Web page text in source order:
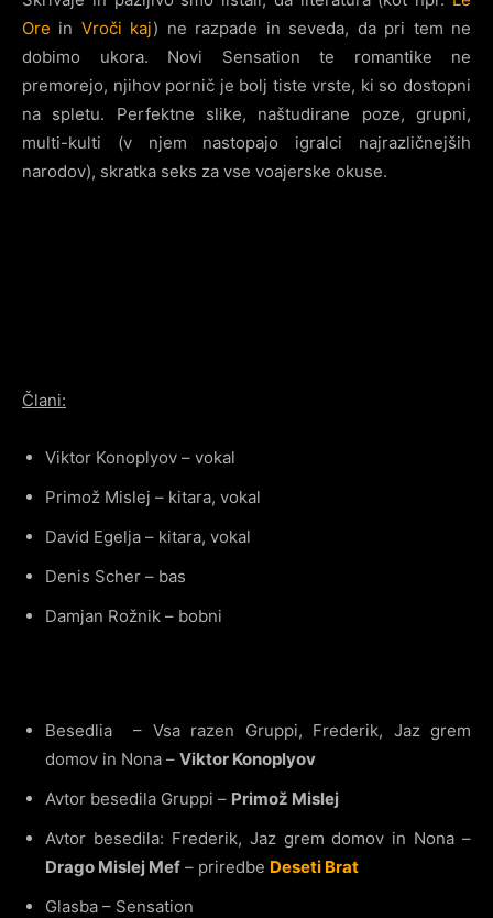
Ore in Vroči kaj) ne razpade in seveda, da pri tem ne
dobimo ukora. Novi Sensation te romantike ne
premorejo, njihov pornič je bolj tiste vrste, ki so dostopni
na spletu. Perfektne slike, naštudirane poze, grupni,
multi-kulti (v njem nastopajo igralci najrazličnejših
narodov), skratka seks za vse voajerske okuse.
Člani:
Viktor Konoplyov – vokal
Primož Mislej – kitara, vokal
David Egelja – kitara, vokal
Denis Scher – bas
Damjan Rožnik – bobni
Besedlia – Vsa razen Gruppi, Frederik, Jaz grem
domov in Nona – Viktor Konoplyov
Avtor besedila Gruppi – Primož Mislej
Avtor besedila: Frederik, Jaz grem domov in Nona –
Drago Mislej Mef – priredbe Deseti Brat
Glasba – Sensation